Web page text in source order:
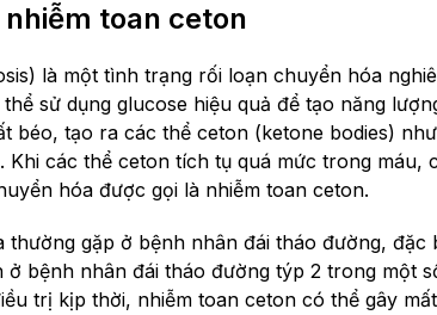
toan ceton
là một tình trạng rối loạn chuyển hóa
sử dụng glucose hiệu quả để tạo năng
béo, tạo ra các thể ceton (ketone bodies)
các thể ceton tích tụ quá mức trong máu,
hóa được gọi là nhiễm toan ceton.
gặp ở bệnh nhân đái tháo đường, đặc
ở bệnh nhân đái tháo đường týp 2 trong một
trị kịp thời, nhiễm toan ceton có thể gây